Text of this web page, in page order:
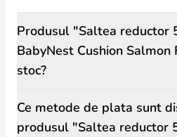
Produsul "Saltea reductor
BabyNest Cushion
stoc?
Ce metode de plata sunt
produsul "Saltea reductor